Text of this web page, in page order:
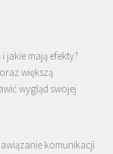
jakie mają efekty?
większą
wygląd swojej
komunikacji